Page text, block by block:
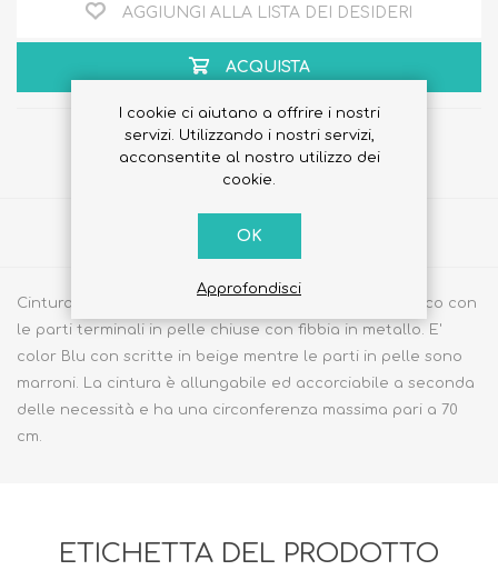
AGGIUNGI ALLA LISTA DEI DESIDERI
ACQUISTA
Cintura Junior di Chicco realizzata in materiale elastico con
le parti terminali in pelle chiuse con fibbia in metallo. E'
color Blu con scritte in beige mentre le parti in pelle sono
marroni. La cintura è allungabile ed accorciabile a seconda
delle necessità e ha una circonferenza massima pari a 70
cm.
ETICHETTA DEL PRODOTTO
I cookie ci aiutano a offrire i nostri
servizi. Utilizzando i nostri servizi,
acconsentite al nostro utilizzo dei
cookie.
OK
Approfondisci